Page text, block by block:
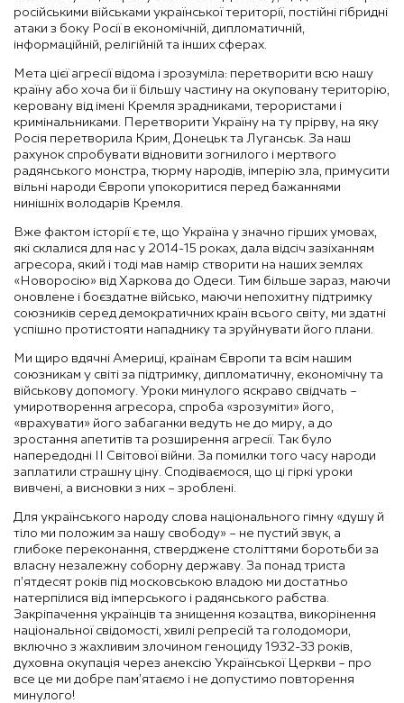
російськими військами української території, постійні гібридні
атаки з боку Росії в економічній, дипломатичній,
інформаційній, релігійній та інших сферах.
Мета цієї агресії відома і зрозуміла: перетворити всю нашу
країну або хоча би її більшу частину на окуповану територію,
керовану від імені Кремля зрадниками, терористами і
кримінальниками. Перетворити Україну на ту прірву, на яку
Росія перетворила Крим, Донецьк та Луганськ. За наш
рахунок спробувати відновити зогнилого і мертвого
радянського монстра, тюрму народів, імперію зла, примусити
вільні народи Європи упокоритися перед бажаннями
нинішніх володарів Кремля.
Вже фактом історії є те, що Україна у значно гірших умовах,
які склалися для нас у 2014-15 роках, дала відсіч зазіханням
агресора, який і тоді мав намір створити на наших землях
«Новоросію» від Харкова до Одеси. Тим більше зараз, маючи
оновлене і боєздатне військо, маючи непохитну підтримку
союзників серед демократичних країн всього світу, ми здатні
успішно протистояти нападнику та зруйнувати його плани.
Ми щиро вдячні Америці, країнам Європи та всім нашим
союзникам у світі за підтримку, дипломатичну, економічну та
військову допомогу. Уроки минулого яскраво свідчать –
умиротворення агресора, спроба «зрозуміти» його,
«врахувати» його забаганки ведуть не до миру, а до
зростання апетитів та розширення агресії. Так було
напередодні ІІ Світової війни. За помилки того часу народи
заплатили страшну ціну. Сподіваємося, що ці гіркі уроки
вивчені, а висновки з них – зроблені.
Для українського народу слова національного гімну «душу й
тіло ми положим за нашу свободу» – не пустий звук, а
глибоке переконання, стверджене століттями боротьби за
власну незалежну соборну державу. За понад триста
п’ятдесят років під московською владою ми достатньо
натерпілися від імперського і радянського рабства.
Закріпачення українців та знищення козацтва, викорінення
національної свідомості, хвилі репресій та голодомори,
включно з жахливим злочином геноциду 1932-33 років,
духовна окупація через анексію Української Церкви – про
все це ми добре пам’ятаємо і не допустимо повторення
минулого!